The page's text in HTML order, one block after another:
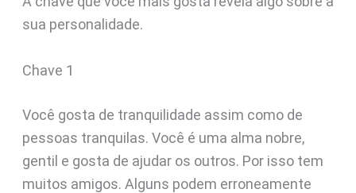
sua personalidade.
Chave 1
Você gosta de tranquilidade assim como de
pessoas tranquilas. Você é uma alma nobre,
gentil e gosta de ajudar os outros. Por isso tem
muitos amigos. Alguns podem erroneamente